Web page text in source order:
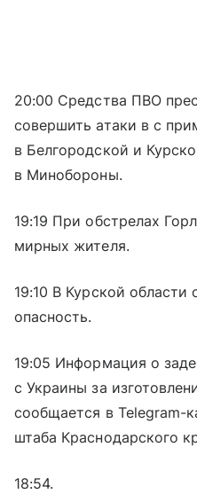
20:00 Средства ПВО
совершить атаки в с
в Белгородской и
в Минобороны.
19:19 При обстрелах
мирных жителя.
19:10 В Курской области
опасность.
19:05 Информация о
с Украины за
сообщается в Telegram-
штаба Краснодарского
18:54.